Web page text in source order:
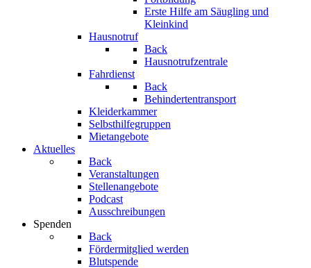
Erste Hilfe am Säugling und
Kleinkind
Hausnotruf
Back
Hausnotrufzentrale
Fahrdienst
Back
Behindertentransport
Kleiderkammer
Selbsthilfegruppen
Mietangebote
Aktuelles
Back
Veranstaltungen
Stellenangebote
Podcast
Ausschreibungen
Spenden
Back
Fördermitglied werden
Blutspende